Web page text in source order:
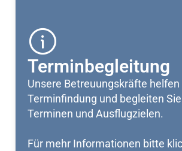
Terminbegleitung
Unsere Betreuungskräfte helfen
Terminfindung und begleiten
Terminen und Ausflugzielen.
Für mehr Informationen bitte